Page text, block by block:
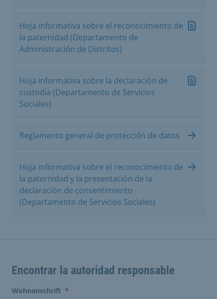
Hoja informativa sobre el reconocimiento de
la paternidad (Departamento de
Administración de Distritos)
Hoja informativa sobre la declaración de
custodia (Departamento de Servicios
Sociales)
Reglamento general de protección de datos
Hoja informativa sobre el reconocimiento de
la paternidad y la presentación de la
declaración de consentimiento
(Departamento de Servicios Sociales)
Encontrar la autoridad responsable
Wohnanschrift *